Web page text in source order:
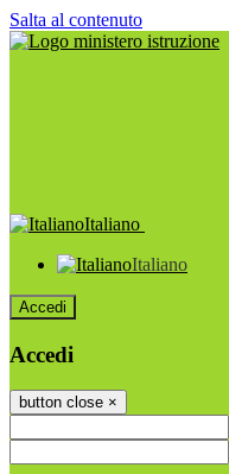
Salta al contenuto
Italiano
Italiano
Accedi
Accedi
button close ×